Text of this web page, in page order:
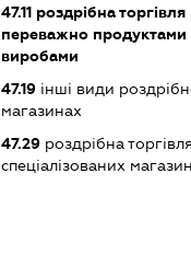
47.11 роздрібна
переважно
виробами
47.19 інші види
магазинах
47.29 роздрібна
спеціалізованих